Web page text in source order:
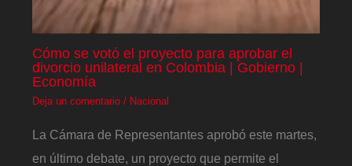
Cómo se votó el proyecto para aprobar el
divorcio unilateral en Colombia | Gobierno |
Economía
Deja un comentario / Nacional
La Cámara de Representantes aprobó este martes,
en último debate, un proyecto que permite el